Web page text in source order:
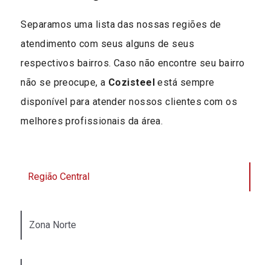
Separamos uma lista das nossas regiões de
atendimento com seus alguns de seus
respectivos bairros. Caso não encontre seu bairro
não se preocupe, a Cozisteel está sempre
disponível para atender nossos clientes com os
melhores profissionais da área.
Região Central
Zona Norte